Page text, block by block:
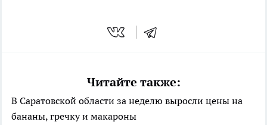
Читайте также:
В Саратовской области за неделю выросли цены на
бананы, гречку и макароны